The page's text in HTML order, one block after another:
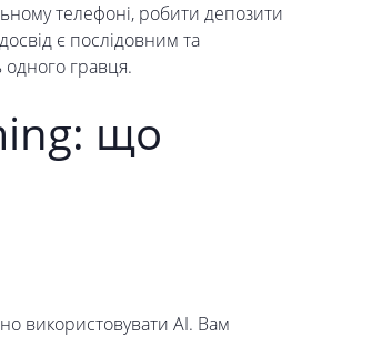
телефоні, робити депозити
є послідовним та
одного гравця.
що
використовувати AI. Вам